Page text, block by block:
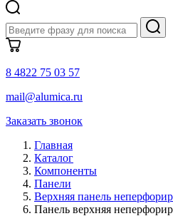
8 4822 75 03 57
mail@alumica.ru
Заказать звонок
Главная
Каталог
Компоненты
Панели
Верхняя панель
Панель верхняя